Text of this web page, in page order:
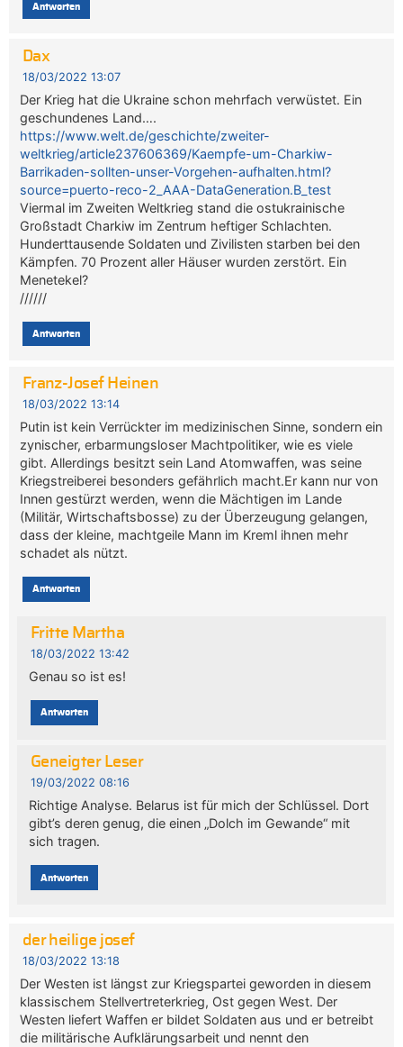
Antworten
Dax
18/03/2022 13:07
Der Krieg hat die Ukraine schon mehrfach verwüstet. Ein
geschundenes Land….
https://www.welt.de/geschichte/zweiter-
weltkrieg/article237606369/Kaempfe-um-Charkiw-
Barrikaden-sollten-unser-Vorgehen-aufhalten.html?
source=puerto-reco-2_AAA-DataGeneration.B_test
Viermal im Zweiten Weltkrieg stand die ostukrainische
Großstadt Charkiw im Zentrum heftiger Schlachten.
Hunderttausende Soldaten und Zivilisten starben bei den
Kämpfen. 70 Prozent aller Häuser wurden zerstört. Ein
Menetekel?
//////
Antworten
Franz-Josef Heinen
18/03/2022 13:14
Putin ist kein Verrückter im medizinischen Sinne, sondern ein
zynischer, erbarmungsloser Machtpolitiker, wie es viele
gibt. Allerdings besitzt sein Land Atomwaffen, was seine
Kriegstreiberei besonders gefährlich macht.Er kann nur von
Innen gestürzt werden, wenn die Mächtigen im Lande
(Militär, Wirtschaftsbosse) zu der Überzeugung gelangen,
dass der kleine, machtgeile Mann im Kreml ihnen mehr
schadet als nützt.
Antworten
Fritte Martha
18/03/2022 13:42
Genau so ist es!
Antworten
Geneigter Leser
19/03/2022 08:16
Richtige Analyse. Belarus ist für mich der Schlüssel. Dort
gibt’s deren genug, die einen „Dolch im Gewande“ mit
sich tragen.
Antworten
der heilige josef
18/03/2022 13:18
Der Westen ist längst zur Kriegspartei geworden in diesem
klassischem Stellvertreterkrieg, Ost gegen West. Der
Westen liefert Waffen er bildet Soldaten aus und er betreibt
die militärische Aufklärungsarbeit und nennt den